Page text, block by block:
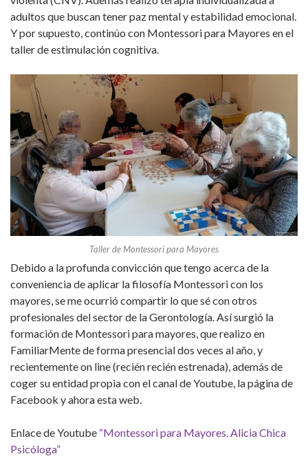
adultos que buscan tener paz mental y estabilidad emocional.
Y por supuesto, continúo con Montessori para Mayores en el
taller de estimulación cognitiva.
Taller de Montessori para Mayores
Debido a la profunda convicción que tengo acerca de la
conveniencia de aplicar la filosofía Montessori con los
mayores, se me ocurrió compartir lo que sé con otros
profesionales del sector de la Gerontología. Así surgió la
formación de Montessori para mayores, que realizo en
FamiliarMente de forma presencial dos veces al año, y
recientemente on line (recién recién estrenada), además de
coger su entidad propia con el canal de Youtube, la página de
Facebook y ahora esta web.
Enlace de Youtube “Montessori para Mayores. Alicia Chica
Psicóloga”